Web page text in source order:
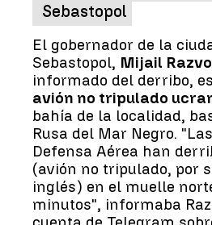
Sebastopol
El gobernador de la
Sebastopol, Mijail
informado del derribo,
avión no tripulado
bahía de la localidad,
Rusa del Mar Negro.
Defensa Aérea han
(avión no tripulado, por
inglés) en el muelle
minutos", informaba